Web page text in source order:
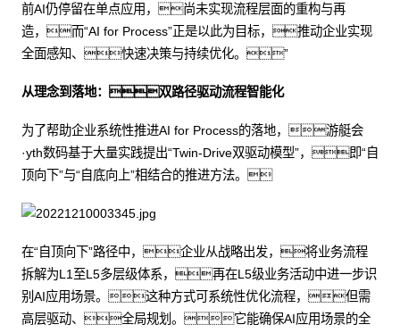
前AI仍停留在单点应用，尚未实现流程层面的重构与再
造，而“AI for Process”正是以此为目标，推动企业实现
全面感知、快速决策与持续优化。”
从理念到落地：双路径驱动流程智能化
为了帮助企业系统性推进AI for Process的落地，游艇会
·yth数码基于大量实践提出“Twin-Drive双驱动模型”，即“自
顶向下”与“自底向上”相结合的推进方法。
在“自顶向下”路径中，企业从战略出发，将业务流程
拆解为L1至L5多层级体系，再在L5级业务活动中进一步识
别AI应用场景。这种方式可系统性优化流程，但需
高层驱动、全局规划。它能确保AI应用场景的全